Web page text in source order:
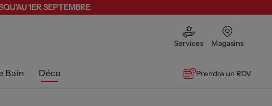
1ER SEPTEMBRE
Services Magasins
Bain Déco Prendre un RDV